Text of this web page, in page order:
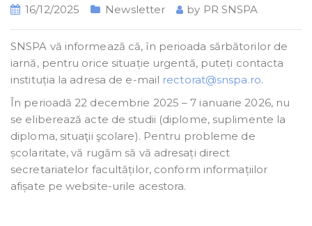
16/12/2025 Newsletter by PR SNSPA
SNSPA vă informează că, în perioada sărbătorilor de
iarnă, pentru orice situație urgentă, puteți contacta
instituția la adresa de e-mail rectorat@snspa.ro.
În perioadă 22 decembrie 2025 – 7 ianuarie 2026, nu
se eliberează acte de studii (diplome, suplimente la
diploma, situaţii şcolare). Pentru probleme de
școlaritate, vă rugăm să vă adresați direct
secretariatelor facultăților, conform informațiilor
afișate pe website-urile acestora.